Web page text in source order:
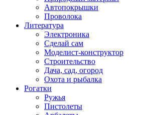
Автопокрышки
Проволока
Литература
Электроника
Сделай сам
Моделист-конструктор
Строительство
Дача, сад, огород
Охота и рыбалка
Рогатки
Ружья
Пистолеты